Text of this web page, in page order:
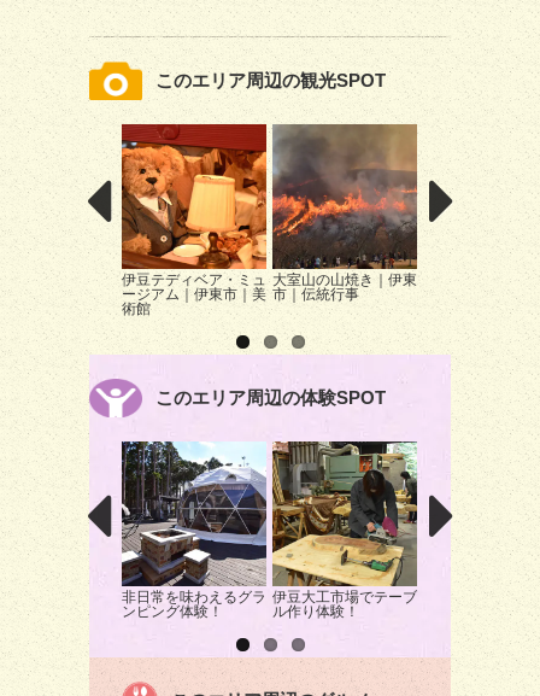
このエリア周辺の観光SPOT
伊豆テディベア・ミュ
ージアム｜伊東市｜美
術館
大室山の山焼き｜伊東
市｜伝統行事
グランイルミ～
season～｜伊東
イルミネーション
このエリア周辺の体験SPOT
非日常を味わえるグラ
ンピング体験！
伊豆大工市場でテーブ
ル作り体験！
迫力のウォーキ
ファリ！